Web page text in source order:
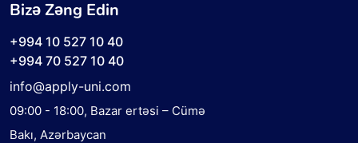
Bizə Zəng Edin
+994 10 527 10 40
+994 70 527 10 40
info@apply-uni.com
09:00 - 18:00, Bazar ertəsi – Cümə
Bakı, Azərbaycan